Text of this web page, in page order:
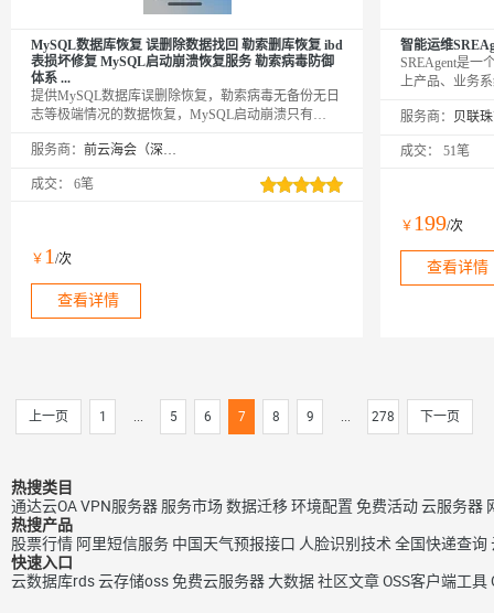
MySQL数据库恢复 误删除数据找回 勒索删库恢复 ibd
表损坏修复 MySQL启动崩溃恢复服务 勒索病毒防御
体系 ...
提供MySQL数据库误删除恢复，勒索病毒无备份无日
志等极端情况的数据恢复，MySQL启动崩溃只有
过RM命令强行删除数据文件下的数据恢复等服务。
服务商： 前云海会（深圳）技术有限公司
成交： 6笔
￥ 1 /次
查看详情
智能运维
SREAgent是一
上产品、业务
警根因分析、
需改造。
服务商：
成交： 51笔
￥ 199/次
查看详情
上一页 1 ... 5 6 7 8 9 ... 278 下一页
热搜类目
通达云OAVPN服务器 服务市场数据迁移环境配置 免费活动云服务器
热搜产品
股票行情 阿里短信服务 中国天气预报接口 人脸识别技术 全国快递查询
快速入口
云数据库rds云存储oss免费云服务器大数据社区文章OSS客户端工具